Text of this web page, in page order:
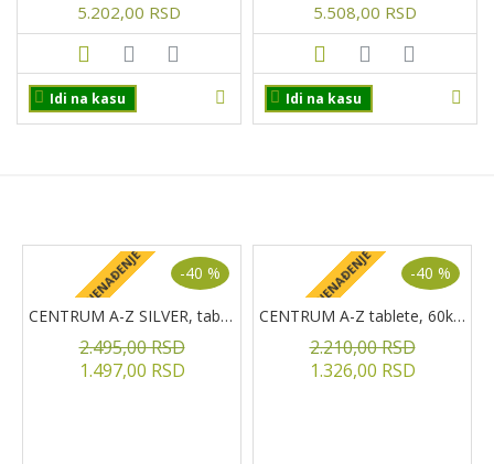
5.202,00 RSD
Idi na kasu
5.508,00 RSD
Idi na kasu
+ POKLON IZNENAĐENJE -40 %
CENTRUM A-Z SILVER, tablete, 60kom.
1.497,00 RSD
2.495,00 RSD + POKLON IZNENAĐENJE -40 %
CENTRUM A-Z tablete, 60kom
1.326,00 RSD
2.210,00 RSD